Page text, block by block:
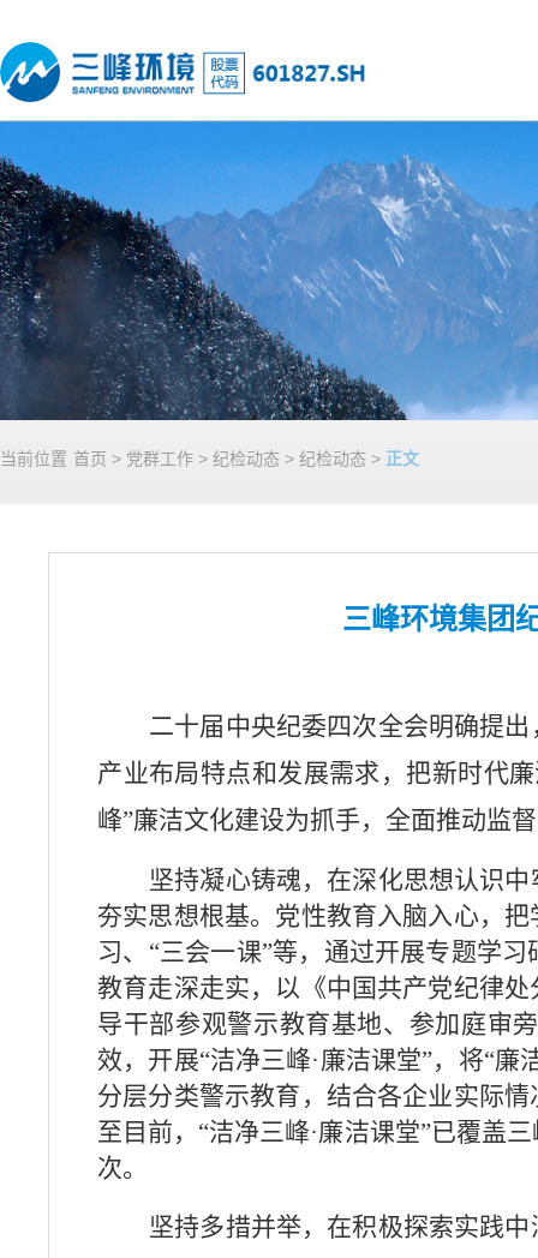
当前位置 首页 > 党群工作 > 纪检动态 > 纪检动态 > 正文
三峰环境集团
二十届中央纪委四次全会明确提
产业布局特点和发展需求，把新时代
峰”廉洁文化建设为抓手，全面推动监
坚持凝心铸魂，在深化思想认识
夯实思想根基。 党性教育入脑入心，把
习、“三会一课”等，通过开展专题学
教育走深走实，以《中国共产党纪律
导干部参观警示教育基地、参加庭审
效， 开展“洁净三峰·廉洁课堂”，将“
分层分类警示教育，结合各企业实际
至目前，“洁净三峰·廉洁课堂”已覆盖
次。
坚持多措并举，在积极探索实践